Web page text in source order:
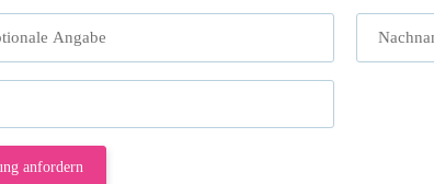
Angabe
anfordern